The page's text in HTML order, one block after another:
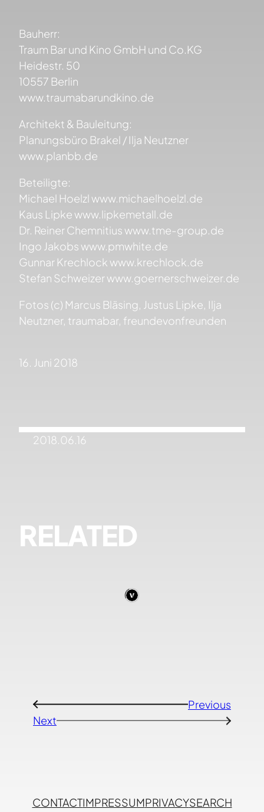
Bauherr:
Traum Bar und Kino GmbH und Co.KG
Heidestr. 50
10557 Berlin
www.traumabarundkino.de
Architekt & Bauleitung:
Planungsbüro Brakel / Ilja Neutzner
www.planbb.de
Beteiligte:
Michael Hoelzl www.michaelhoelzl.de
Kaus Lipke www.lipkemetall.de
Dr. Reiner Chemnitius www.tme-group.de
Ingo Jakobs www.pmwhite.de
Gunnar Krechlock www.krechlock.de
Stefan Schweizer www.goernerschweizer.de
Fotos (c) Marcus Bläsing, Justus Lipke, Ilja
Neutzner, traumabar, freundevonfreunden
16. Juni 2018
2018.06.16
RELATED
←
Previous
Next
→
CONTACTIMPRESSUMPRIVACYSEARCH